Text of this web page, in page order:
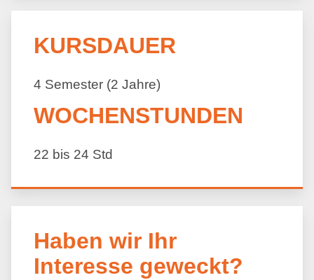
KURSDAUER
4 Semester (2 Jahre)
WOCHENSTUNDEN
22 bis 24 Std
Haben wir Ihr
Interesse geweckt?